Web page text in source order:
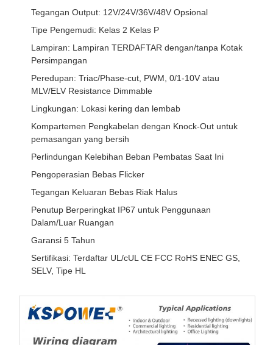
Tegangan Output: 12V/24V/36V/48V Opsional
Tipe Pengemudi: Kelas 2 Kelas P
Lampiran: Lampiran TERDAFTAR dengan/tanpa Kotak
Persimpangan
Peredupan: Triac/Phase-cut, PWM, 0/1-10V atau
MLV/ELV Resistance Dimmable
Lingkungan: Lokasi kering dan lembab
Kompartemen Pengkabelan dengan Knock-Out untuk
pemasangan yang bersih
Perlindungan Kelebihan Beban Pembatas Saat Ini
Pengoperasian Bebas Flicker
Tegangan Keluaran Bebas Riak Halus
Penutup Berperingkat IP67 untuk Penggunaan
Dalam/Luar Ruangan
Garansi 5 Tahun
Sertifikasi: Terdaftar UL/cUL CE FCC RoHS ENEC GS,
SELV, Tipe HL